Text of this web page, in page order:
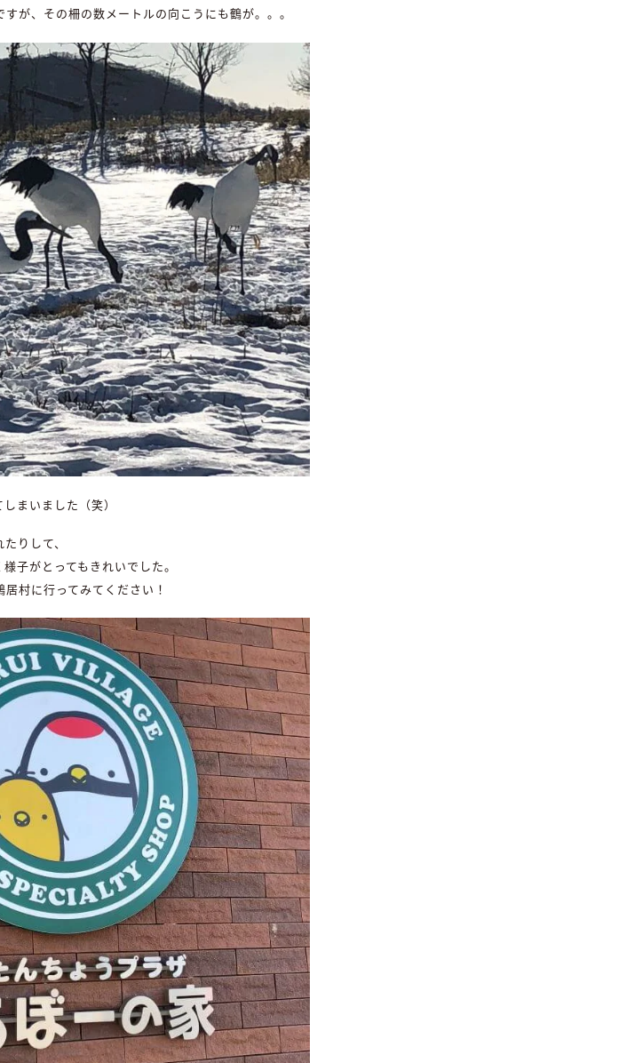
が、その柵の数メートルの向こうにも鶴が。。。
まいました（笑）
りして、
子がとってもきれいでした。
村に行ってみてください！